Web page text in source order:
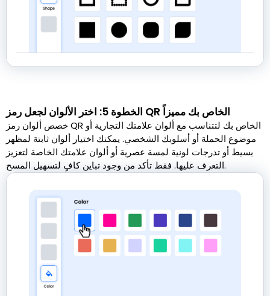
الخطوة 5: اختر الألوان لجعل رمز QR الخاص بك مميزاً
خصص ألوان رمز QR الخاص بك لتتناسب مع ألوان علامتك التجارية أو
موضوع الحملة أو أسلوبك الشخصي. يمكنك اختيار ألوان ثابتة لمظهر
بسيط أو تدرجات لونية لمسة عصرية أو ألوان علامتك الخاصة لتعزيز
التعرف عليها. فقط تأكد من وجود تباين كافٍ لتسهيل المسح.